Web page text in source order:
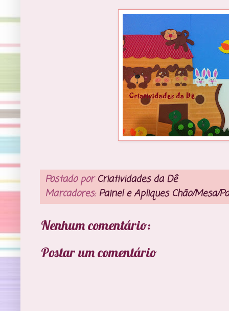
Postado porCriatividades da Dê
Marcadores: Painel e Apliques Chão/Mesa/
Nenhum comentário:
Postar um comentário